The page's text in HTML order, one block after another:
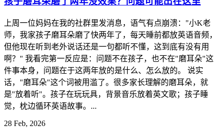
上周一位妈妈在我的社群里发消息，语气有点崩溃："小K老
师，我家孩子磨耳朵磨了快两年了，每天睡前都放英语音频，
但他现在听到老外说话还是一句都听不懂，这到底有没有用
啊？" 我看完第一反应是：问题不在孩子，也不在"磨耳朵"这
件事本身，问题在于这两年放的是什么、怎么放的。 说实
话，"磨耳朵"这个词被用滥了。很多家长理解的磨耳朵，就
是"放着听"。孩子在玩玩具，背景音乐放着英文歌；孩子睡
觉，枕边循环英语故事。...
28 Feb, 2026